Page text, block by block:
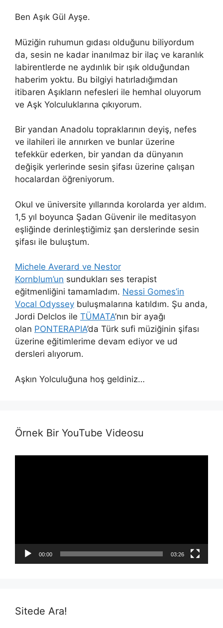
Ben Aşık Gül Ayşe.
Müziğin ruhumun gıdası olduğunu biliyordum
da, sesin ne kadar inanılmaz bir ilaç ve karanlık
labirentlerde ne aydınlık bir ışık olduğundan
haberim yoktu. Bu bilgiyi hatırladığımdan
itibaren Aşıkların nefesleri ile hemhal oluyorum
ve Aşk Yolculuklarına çıkıyorum.
Bir yandan Anadolu topraklarının deyiş, nefes
ve ilahileri ile arınırken ve bunlar üzerine
tefekkür ederken, bir yandan da dünyanın
değişik yerlerinde sesin şifası üzerine çalışan
hocalardan öğreniyorum.
Okul ve üniversite yıllarında korolarda yer aldım.
1,5 yıl boyunca Şadan Güvenir ile meditasyon
eşliğinde derinleştiğimiz şan derslerinde sesin
şifası ile buluştum.
Michele Averard ve Nestor
Kornblum’un sundukları ses terapist
eğitmenliğini tamamladım. Nessi Gomes’in
Vocal Odyssey buluşmalarına katıldım. Şu anda,
Jordi Delclos ile TÜMATA’nın bir ayağı
olan PONTERAPIA’da Türk sufi müziğinin şifası
üzerine eğitimlerime devam ediyor ve ud
dersleri alıyorum.
Aşkın Yolculuğuna hoş geldiniz…
Örnek Bir YouTube Videosu
00:00 03:26
Sitede Ara!